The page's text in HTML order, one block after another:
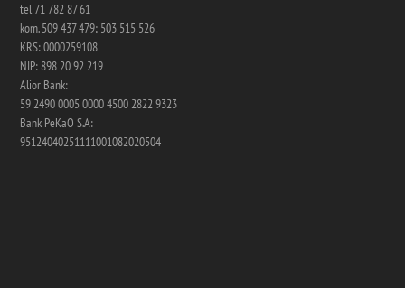
tel 71 782 87 61
kom. 509 437 479; 503 515 526
KRS: 0000259108
NIP: 898 20 92 219
Alior Bank:
59 2490 0005 0000 4500 2822 9323
Bank PeKaO S.A:
95124040251111001082020504